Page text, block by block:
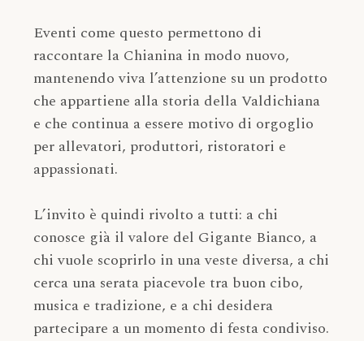
Eventi come questo permettono di
raccontare la Chianina in modo nuovo,
mantenendo viva l’attenzione su un prodotto
che appartiene alla storia della Valdichiana
e che continua a essere motivo di orgoglio
per allevatori, produttori, ristoratori e
appassionati.
L’invito è quindi rivolto a tutti: a chi
conosce già il valore del Gigante Bianco, a
chi vuole scoprirlo in una veste diversa, a chi
cerca una serata piacevole tra buon cibo,
musica e tradizione, e a chi desidera
partecipare a un momento di festa condiviso.